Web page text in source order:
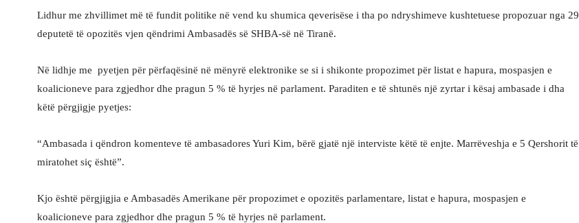
Lidhur me zhvillimet më të fundit politike në vend ku shumica qeverisëse i tha po ndryshimeve kushtetuese propozuar nga 29
deputetë të opozitës vjen qëndrimi Ambasadës së SHBA-së në Tiranë.
Në lidhje me pyetjen për përfaqësinë në mënyrë elektronike se si i shikonte propozimet për listat e hapura, mospasjen e
koalicioneve para zgjedhor dhe pragun 5 % të hyrjes në parlament. Paraditen e të shtunës një zyrtar i kësaj ambasade i dha
këtë përgjigje pyetjes:
“Ambasada i qëndron komenteve të ambasadores Yuri Kim, bërë gjatë një interviste këtë të enjte. Marrëveshja e 5 Qershorit të
miratohet siç është”.
Kjo është përgjigjia e Ambasadës Amerikane për propozimet e opozitës parlamentare, listat e hapura, mospasjen e
koalicioneve para zgjedhor dhe pragun 5 % të hyrjes në parlament.